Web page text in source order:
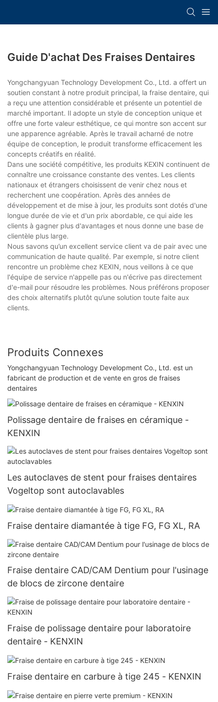
Guide D'achat Des Fraises Dentaires
Yongchangyuan Technology Development Co., Ltd. a offert un
soutien constant à notre produit principal, la fraise dentaire, qui
a reçu une attention considérable et présente un potentiel de
marché important. Il adopte un style de conception unique et
offre une forte valeur esthétique, ce qui montre son accent sur
une apparence agréable. Après le travail acharné de notre
équipe de conception, le produit transforme efficacement les
concepts créatifs en réalité.
Dans une société compétitive, les produits KEXIN continuent de
connaître une croissance constante des ventes. Les clients
nationaux et étrangers choisissent de venir chez nous et
recherchent une coopération. Après des années de
développement et de mise à jour, les produits sont dotés d'une
longue durée de vie et d'un prix abordable, ce qui aide les
clients à gagner plus d'avantages et nous donne une base de
clientèle plus large.
Nous savons qu’un excellent service client va de pair avec une
communication de haute qualité. Par exemple, si notre client
rencontre un problème chez KEXIN, nous veillons à ce que
l'équipe de service n'appelle pas ou n'écrive pas directement
d'e-mail pour résoudre les problèmes. Nous préférons proposer
des choix alternatifs plutôt qu’une solution toute faite aux
clients.
Produits Connexes
Yongchangyuan Technology Development Co., Ltd. est un
fabricant de production et de vente en gros de fraises
dentaires
Polissage dentaire de fraises en céramique -
KENXIN
Les autoclaves de stent pour fraises dentaires
Vogeltop sont autoclavables
Fraise dentaire diamantée à tige FG, FG XL, RA
Fraise dentaire CAD/CAM Dentium pour l'usinage
de blocs de zircone dentaire
Fraise de polissage dentaire pour laboratoire
dentaire - KENXIN
Fraise dentaire en carbure à tige 245 - KENXIN